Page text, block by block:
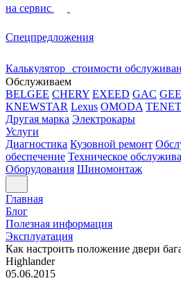
на сервис
Спецпредложения
Калькулятор стоимости
Обслуживаем
BELGEE CHERY EXEED GAC
KNEWSTAR Lexus OMODA TENET
Другая марка Электрокары
Услуги
Диагностика Кузовной ремонт
обеспечение Техническое
Оборудования Шиномонтаж
Главная
Блог
Полезная информация
Эксплуатация
Как настроить положение двери
Highlander
05.06.2015